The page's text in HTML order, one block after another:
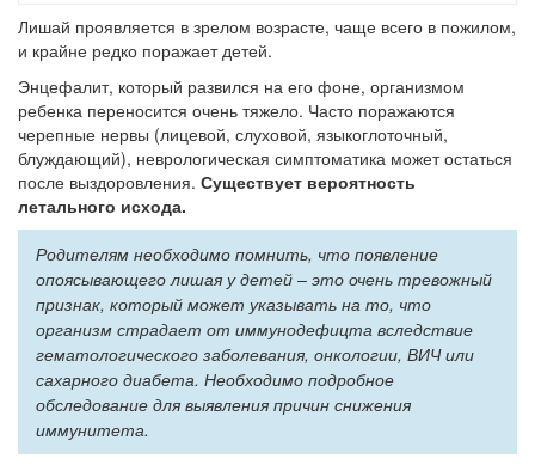
Лишай проявляется в зрелом возрасте, чаще всего в пожилом,
и крайне редко поражает детей.
Энцефалит, который развился на его фоне, организмом
ребенка переносится очень тяжело. Часто поражаются
черепные нервы (лицевой, слуховой, языкоглоточный,
блуждающий), неврологическая симптоматика может остаться
после выздоровления. Существует вероятность
летального исхода.
Родителям необходимо помнить, что появление
опоясывающего лишая у детей – это очень тревожный
признак, который может указывать на то, что
организм страдает от иммунодефицта вследствие
гематологического заболевания, онкологии, ВИЧ или
сахарного диабета. Необходимо подробное
обследование для выявления причин снижения
иммунитета.